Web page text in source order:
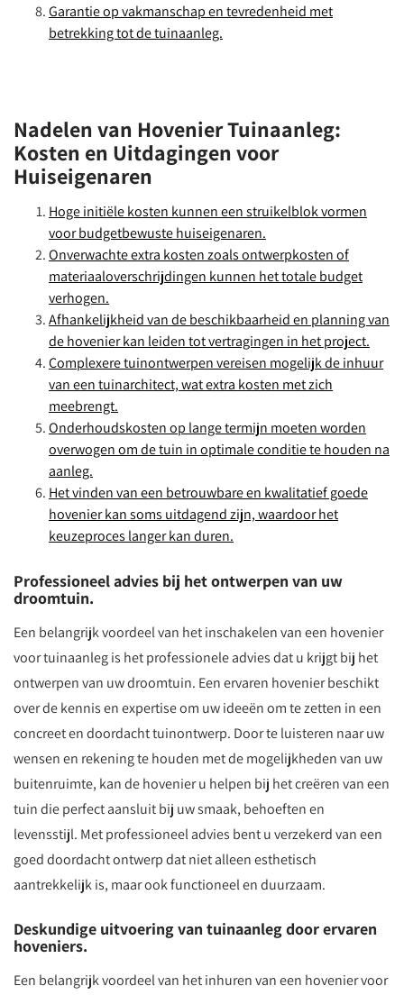
Garantie op vakmanschap en tevredenheid met
betrekking tot de tuinaanleg.
Nadelen van Hovenier Tuinaanleg:
Kosten en Uitdagingen voor
Huiseigenaren
Hoge initiële kosten kunnen een struikelblok vormen
voor budgetbewuste huiseigenaren.
Onverwachte extra kosten zoals ontwerpkosten of
materiaaloverschrijdingen kunnen het totale budget
verhogen.
Afhankelijkheid van de beschikbaarheid en planning van
de hovenier kan leiden tot vertragingen in het project.
Complexere tuinontwerpen vereisen mogelijk de inhuur
van een tuinarchitect, wat extra kosten met zich
meebrengt.
Onderhoudskosten op lange termijn moeten worden
overwogen om de tuin in optimale conditie te houden na
aanleg.
Het vinden van een betrouwbare en kwalitatief goede
hovenier kan soms uitdagend zijn, waardoor het
keuzeproces langer kan duren.
Professioneel advies bij het ontwerpen van uw
droomtuin.
Een belangrijk voordeel van het inschakelen van een hovenier
voor tuinaanleg is het professionele advies dat u krijgt bij het
ontwerpen van uw droomtuin. Een ervaren hovenier beschikt
over de kennis en expertise om uw ideeën om te zetten in een
concreet en doordacht tuinontwerp. Door te luisteren naar uw
wensen en rekening te houden met de mogelijkheden van uw
buitenruimte, kan de hovenier u helpen bij het creëren van een
tuin die perfect aansluit bij uw smaak, behoeften en
levensstijl. Met professioneel advies bent u verzekerd van een
goed doordacht ontwerp dat niet alleen esthetisch
aantrekkelijk is, maar ook functioneel en duurzaam.
Deskundige uitvoering van tuinaanleg door ervaren
hoveniers.
Een belangrijk voordeel van het inhuren van een hovenier voor